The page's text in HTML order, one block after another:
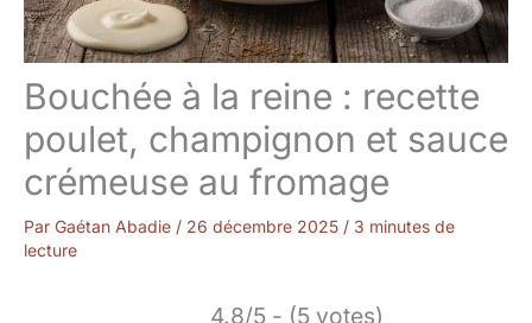
Bouchée à la reine : recette
poulet, champignon et sauce
crémeuse au fromage
Par Gaétan Abadie / 26 décembre 2025 / 3 minutes de
lecture
4.8/5 - (5 votes)